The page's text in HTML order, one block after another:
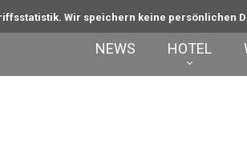
Wir speichern keine persönlichen
NEWS HOTEL